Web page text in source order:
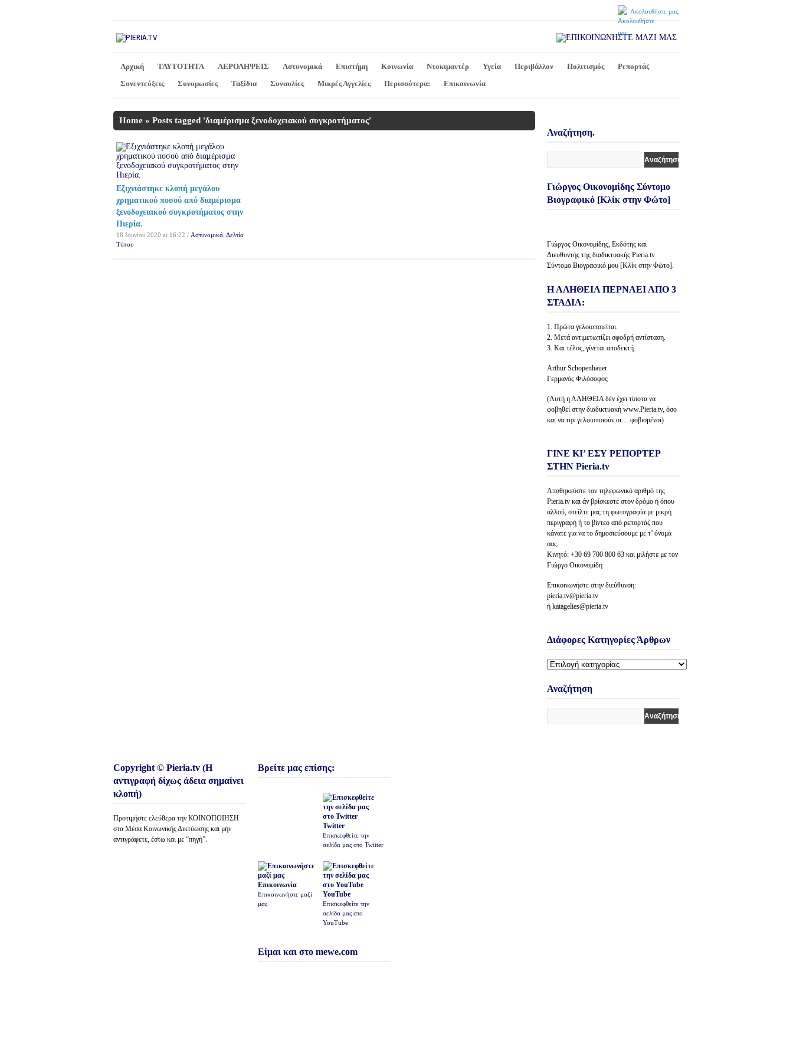
Ακολουθήστε μας.
Αρχική ΤΑΥΤΟΤΗΤΑ ΑΕΡΟΛΗΨΕΙΣ Αστυνομικά Επιστήμη Κοινωνία Ντοκιμαντέρ Υγεία Περιβάλλον Πολιτισμός
Ρεπορτάζ
Συνεντεύξεις
Συνομωσίες Ταξίδια Συναυλίες Μικρές Αγγελίες Περισσότερα: Επικοινωνία
Home » Posts tagged 'διαμέρισμα ξενοδοχειακού συγκροτήματος'
Εξιχνιάστηκε κλοπή μεγάλου
χρηματικού ποσού από διαμέρισμα
ξενοδοχειακού συγκροτήματος στην
Πιερία.
18 Ιουνίου 2020 at 16:22 / Αστυνομικά Δελτία
Τύπου
Αναζήτηση.
Γιώργος Οικονομίδης Σύντομο
Βιογραφικό [Κλίκ στην Φώτο]
Γιώργος Οικονομίδης, Εκδότης και
Διευθυντής της διαδικτυακής Pieria.tv
Σύντομο Βιογραφικό μου [Κλίκ στην Φώτο].
Η ΑΛΗΘΕΙΑ ΠΕΡΝΑΕΙ ΑΠΟ 3
ΣΤΑΔΙΑ:
1. Πρώτα γελοιοποιείται.
2. Μετά αντιμετωπίζει σφοδρή αντίσταση.
3. Και τέλος, γίνεται αποδεκτή.
Arthur Schopenhauer
Γερμανός Φιλόσοφος
(Αυτή η ΑΛΗΘΕΙΑ δέν έχει τίποτα να
φοβηθεί στην διαδικτυακή www.Pieria.tv, όσο
και να την γελοιοποιούν οι… φοβισμένοι)
ΓΙΝΕ ΚΙ’ ΕΣΥ ΡΕΠΟΡΤΕΡ
ΣΤΗΝ Pieria.tv
Αποθηκεύστε τον τηλεφωνικό αριθμό της
Pieria.tv και άν βρίσκεστε στον δρόμο ή όπου
αλλού, στείλτε μας τη φωτογραφία με μικρή
περιγραφή ή το βίντεο από ρεπορτάζ που
κάνατε για να το δημοσιεύσουμε με τ’ όνομά
σας.
Κινητό: +30 69 700 800 63 και μιλήστε με τον
Γιώργο Οικονομίδη
Επικοινωνήστε στην διεύθυνση:
pieria.tv@pieria.tv
ή katagelies@pieria.tv
Διάφορες Κατηγορίες Άρθρων
Διάφορες
Άρθρων
Αναζήτηση
Copyright © Pieria.tv (Η
αντιγραφή δίχως άδεια σημαίνει
κλοπή)
Προτιμήστε ελεύθερα την ΚΟΙΝΟΠΟΙΗΣΗ
στα Μέσα Κοινωνικής Δικτύωσης και μήν
αντιγράφετε, έστω και με “πηγή”.
Βρείτε μας επίσης:
Twitter
Επισκεφθείτε την
σελίδα μας στο Twitter
Επικοινωνία
Επικοινωνήστε μαζί
μας
YouTube
Επισκεφθείτε την
σελίδα μας στο
YouTube
Είμαι και στο mewe.com